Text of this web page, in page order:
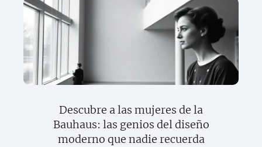
Descubre a las mujeres de la
Bauhaus: las genios del diseño
moderno que nadie recuerda